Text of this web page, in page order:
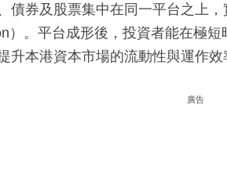
債券及股票集中在同一平台之上
）。平台成形後，投資者能在極
升本港資本市場的流動性與運作效
廣告